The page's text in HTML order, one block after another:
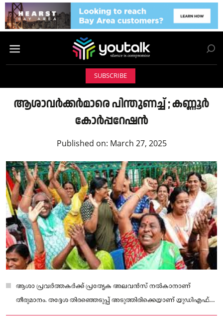
SUBSCRIBE
ആശാവർക്കർമാരെ പിന്തുണച്ച് ; കണ്ണൂർ
കോർപ്പറേഷൻ
Published on: March 27, 2025
ആശാ പ്രവർത്തകർക്ക് പ്രത്യേക അലവൻസ് നൽകാനാണ്
തീരുമാനം. തദ്ദേശ തിരഞ്ഞെടുപ്പ് അടുത്തിരിക്കെയാണ് യുഡിഎഫ്
നീക്കം.